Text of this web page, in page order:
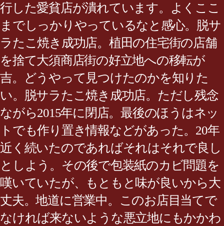
行した愛貧店が潰れています。よくここ
までしっかりやっているなと感心。脱サ
ラたこ焼き成功店。植田の住宅街の店舗
を捨て大須商店街の好立地への移転が
吉。どうやって見つけたのかを知りた
い。脱サラたこ焼き成功店。ただし残念
ながら2015年に閉店。最後のほうはネッ
トでも作り置き情報などがあった。20年
近く続いたのであればそれはそれで良し
としよう。その後で包装紙のカビ問題を
嘆いていたが、もともと味が良いから大
丈夫。地道に営業中。このお店目当てで
なければ来ないような悪立地にもかかわ